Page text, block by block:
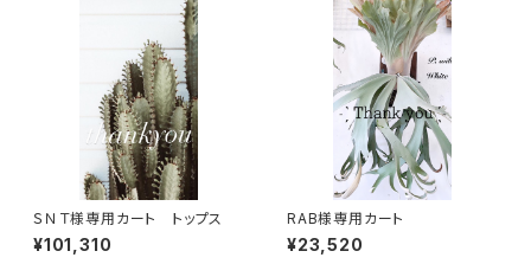
ＳＮＴ様専用カート トップス
¥101,310
RAB様専用カート
¥23,520